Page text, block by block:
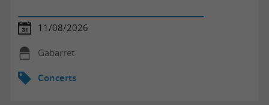
11/08/2026
Gabarret
Concerts